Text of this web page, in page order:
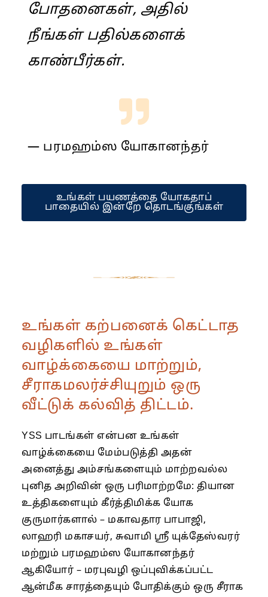
போதனைகள், அதில்
நீங்கள் பதில்களைக்
காண்பீர்கள்.
— பரமஹம்ஸ யோகானந்தர்
உங்கள் பயணத்தை யோகதாப்
பாதையில் இன்றே தொடங்குங்கள்
உங்கள் கற்பனைக் கெட்டாத
வழிகளில் உங்கள்
வாழ்க்கையை மாற்றும்,
சீராகமலர்ச்சியுறும் ஒரு
வீட்டுக் கல்வித் திட்டம்.
YSS பாடங்கள் என்பன உங்கள்
வாழ்க்கையை மேம்படுத்தி அதன்
அனைத்து அம்சங்களையும் மாற்றவல்ல
புனித அறிவின் ஒரு பரிமாற்றமே: தியான
உத்திகளையும் கீர்த்திமிக்க யோக
குருமார்களால் – மகாவதார பாபாஜி,
லாஹரி மகாசயர், சுவாமி ஶ்ரீ யுக்தேஸ்வரர்
மற்றும் பரமஹம்ஸ யோகானந்தர்
ஆகியோர் – மரபுவழி ஒப்புவிக்கப்பட்ட
ஆன்மீக சாரத்தையும் போதிக்கும் ஒரு சீராக